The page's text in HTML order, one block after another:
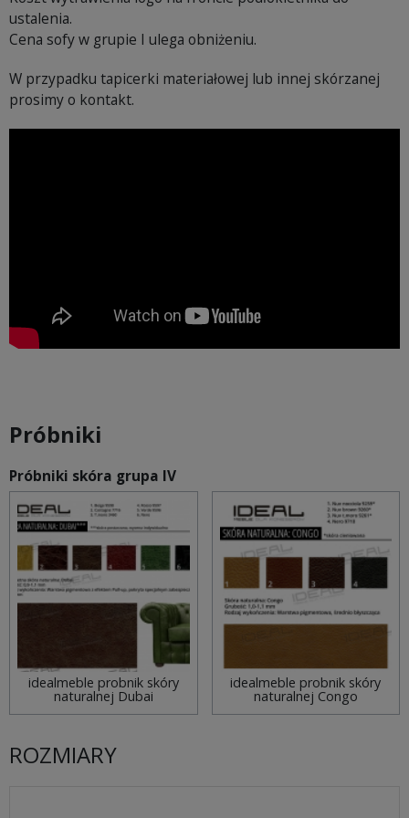
ustalenia.
Cena sofy w grupie I ulega obniżeniu.
W przypadku tapicerki materiałowej lub innej skórzanej
prosimy o kontakt.
Próbniki
Próbniki skóra grupa IV
idealmeble probnik skóry
naturalnej Dubai
idealmeble probnik skóry
naturalnej Congo
ROZMIARY